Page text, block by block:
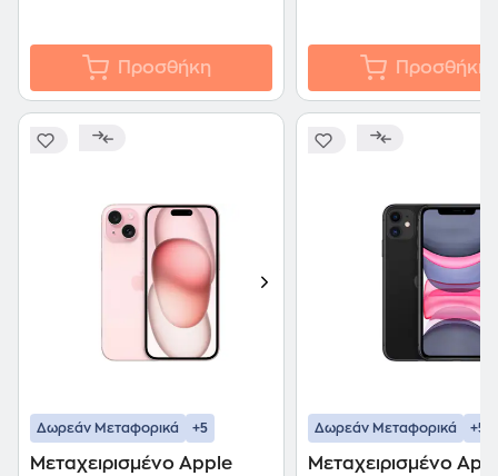
Προσθήκη Προσθήκη
Δωρεάν Μεταφορικά +5
Μεταχειρισμένο Apple
Δωρεάν Μεταφορικά +5
Μεταχειρισμένο